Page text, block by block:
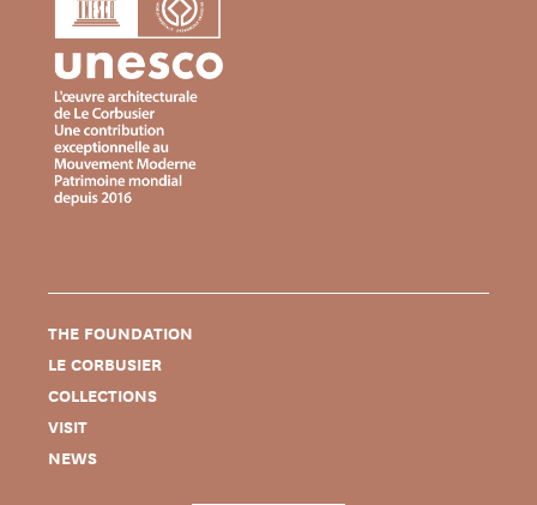
THE FOUNDATION
LE CORBUSIER
COLLECTIONS
VISIT
NEWS